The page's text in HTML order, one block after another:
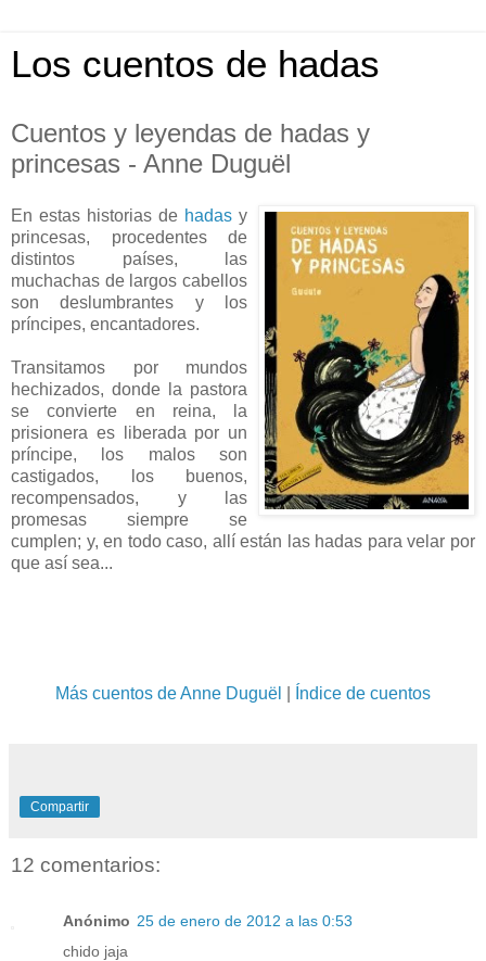
Los cuentos de hadas
Cuentos y leyendas de hadas y
princesas - Anne Duguël
En estas historias de hadas y
princesas, procedentes de
distintos países, las
muchachas de largos cabellos
son deslumbrantes y los
príncipes, encantadores.
Transitamos por mundos
hechizados, donde la pastora
se convierte en reina, la
prisionera es liberada por un
príncipe, los malos son
castigados, los buenos,
recompensados, y las
promesas siempre se
cumplen; y, en todo caso, allí están las hadas para velar por
que así sea...
Más cuentos de Anne Duguël Índice de cuentos
Compartir
12 comentarios:
Anónimo 25 de enero de 2012 a las 0:53
chido jaja